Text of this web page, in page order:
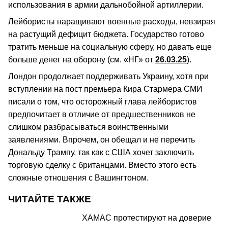
использования в армии дальнобойной артиллерии.
Лейбористы наращивают военные расходы, невзирая
на растущий дефицит бюджета. Государство готово
тратить меньше на социальную сферу, но давать еще
больше денег на оборону (см. «НГ» от 26.03.25).
Лондон продолжает поддерживать Украину, хотя при
вступлении на пост премьера Кира Стармера СМИ
писали о том, что осторожный глава лейбористов
предпочитает в отличие от предшественников не
слишком разбрасываться воинственными
заявлениями. Впрочем, он обещал и не перечить
Дональду Трампу, так как с США хочет заключить
торговую сделку с британцами. Вместо этого есть
сложные отношения с Вашингтоном.
ЧИТАЙТЕ ТАКЖЕ
ХАМАС протестируют на доверие